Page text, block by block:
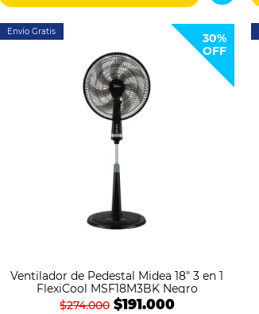
Envío Gratis
30%
OFF
Ventilador de Pedestal Midea 18" 3 en 1
FlexiCool MSF18M3BK Negro
$274.000 $191.000